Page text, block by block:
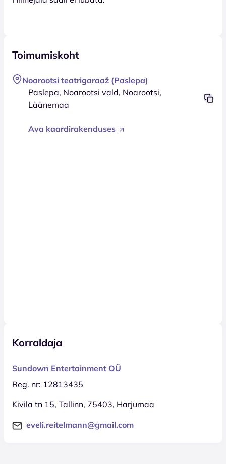
Toimumiskoht
Noarootsi teatrigaraaž (Paslepa)
Paslepa, Noarootsi vald, Noarootsi,
Läänemaa
Ava kaardirakenduses
Korraldaja
Sundown Entertainment OÜ
Reg. nr: 12813435
Kivila tn 15, Tallinn, 75403, Harjumaa
eveli.reitelmann@gmail.com